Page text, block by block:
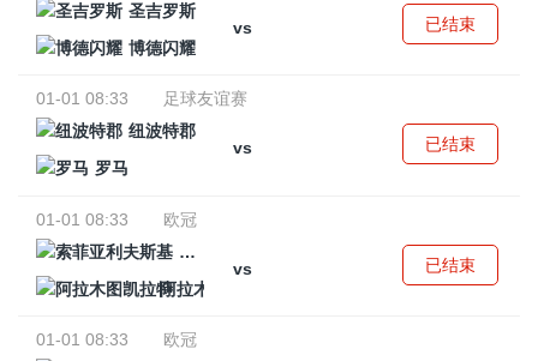
圣吉罗斯
vs
博德闪耀
已结束
01-01 08:33
足球友谊赛
纽波特郡
vs
罗马
已结束
01-01 08:33
欧冠
索菲亚利夫斯基
vs
阿拉木图凯拉特
已结束
01-01 08:33
欧冠